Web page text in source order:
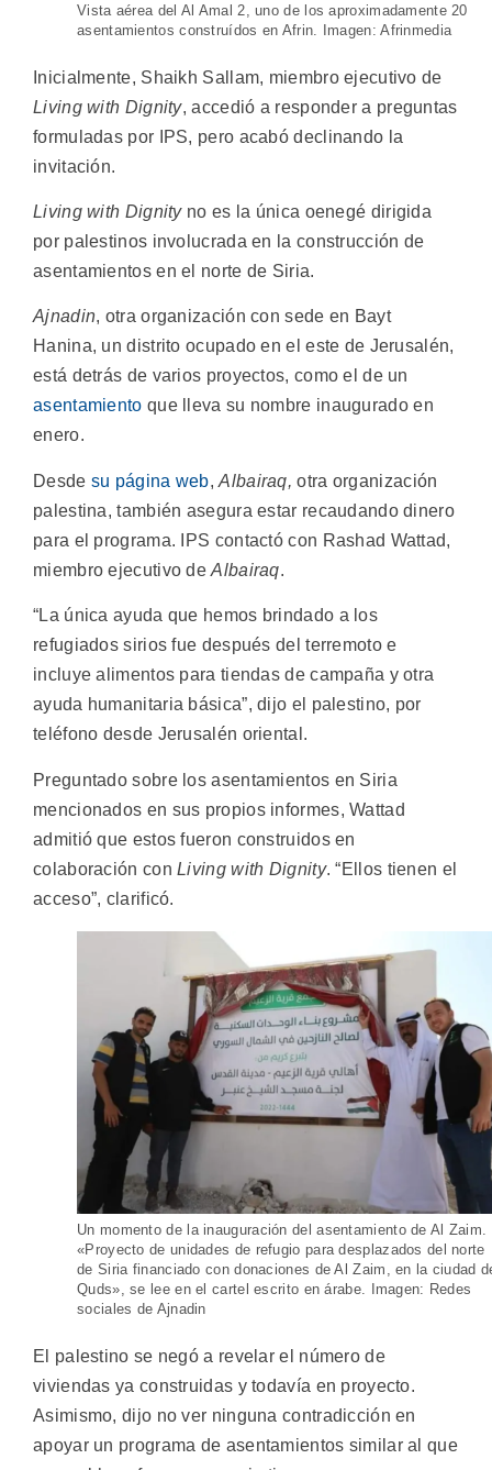
Vista aérea del Al Amal 2, uno de los aproximadamente 20
asentamientos construídos en Afrin. Imagen: Afrinmedia
Inicialmente, Shaikh Sallam, miembro ejecutivo de
Living with Dignity, accedió a responder a preguntas
formuladas por IPS, pero acabó declinando la
invitación.
Living with Dignityno es la única oenegé dirigida
por palestinos involucrada en la construcción de
asentamientos en el norte de Siria.
Ajnadin, otra organización con sede en Bayt
Hanina, un distrito ocupado en el este de Jerusalén,
está detrás de varios proyectos, como el de un
asentamiento que lleva su nombre inaugurado en
enero.
Desde su página web,Albairaq,otra organización
palestina, también asegura estar recaudando dinero
para el programa. IPS contactó con Rashad Wattad,
miembro ejecutivo deAlbairaq.
“La única ayuda que hemos brindado a los
refugiados sirios fue después del terremoto e
incluye alimentos para tiendas de campaña y otra
ayuda humanitaria básica”, dijo el palestino, por
teléfono desde Jerusalén oriental.
Preguntado sobre los asentamientos en Siria
mencionados en sus propios informes, Wattad
admitió que estos fueron construidos en
colaboración conLiving with Dignity. “Ellos tienen el
acceso”, clarificó.
Un momento de la inauguración del asentamiento de Al Zaim.
«Proyecto de unidades de refugio para desplazados del norte
de Siria financiado con donaciones de Al Zaim, en la ciudad
Quds», se lee en el cartel escrito en árabe. Imagen: Redes
sociales de Ajnadin
El palestino se negó a revelar el número de
viviendas ya construidas y todavía en proyecto.
Asimismo, dijo no ver ninguna contradicción en
apoyar un programa de asentamientos similar al que